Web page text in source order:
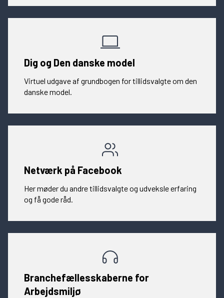
Dig og Den danske model
Virtuel udgave af grundbogen for tillidsvalgte om den
danske model.
Netværk på Facebook
Her møder du andre tillidsvalgte og udveksle erfaring
og få gode råd.
Branchefællesskaberne for
Arbejdsmiljø